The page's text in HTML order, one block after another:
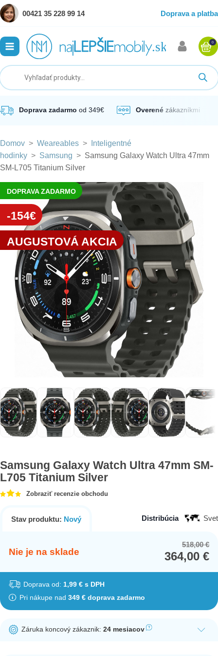
00421 35 228 99 14 Doprava a platba
0
Doprava zadarmo od 349€ Overené zákazníkmi
Domov > Weareables >
Inteligentné
hodinky > Samsung > Samsung Galaxy Watch Ultra 47mm
SM-L705 Titanium Silver
DOPRAVA ZADARMO
-154€
AUGUSTOVÁ AKCIA
Samsung Galaxy Watch Ultra 47mm SM-
L705 Titanium Silver
Zobraziť recenzie obchodu
Stav produktu: Nový Distribúcia Svet
Nie je na sklade
518,00€
364,00€
Doprava od: 1,99 € s DPH
Pri nákupe nad 349 € doprava zadarmo
Záruka koncový zákaznik:24 mesiacov